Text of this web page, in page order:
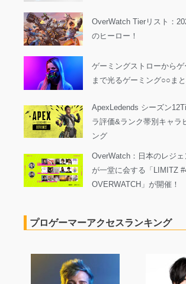
OverWatch Tierリスト：
のヒーロー！
ゲーミングストローからゲ
まで光るゲーミング○○ま
ApexLedends シーズン
ラ評価&ランク帯別キャラ
ング
OverWatch：日本のレジ
が一堂に会する「LIMITZ
OVERWATCH」が開催！
プロゲーマーアクセスランキング